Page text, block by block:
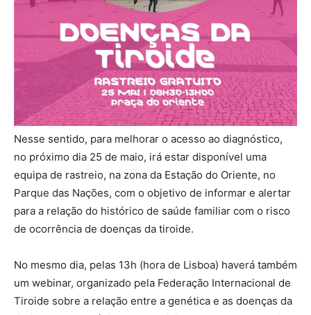
Nesse sentido, para melhorar o acesso ao diagnóstico,
no próximo dia 25 de maio, irá estar disponível uma
equipa de rastreio, na zona da Estação do Oriente, no
Parque das Nações, com o objetivo de informar e alertar
para a relação do histórico de saúde familiar com o risco
de ocorrência de doenças da tiroide.
No mesmo dia, pelas 13h (hora de Lisboa) haverá também
um webinar, organizado pela Federação Internacional de
Tiroide sobre a relação entre a genética e as doenças da